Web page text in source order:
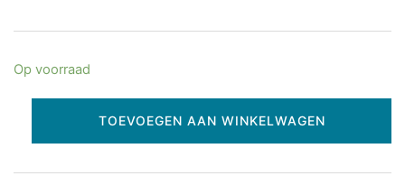
Op voorraad
TOEVOEGEN AAN WINKELWAGEN